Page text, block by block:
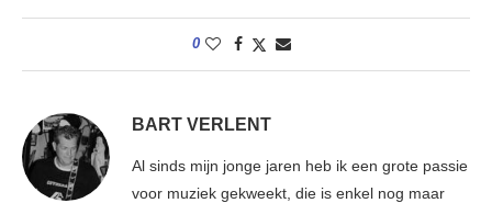
0
BART VERLENT
Al sinds mijn jonge jaren heb ik een grote passie
voor muziek gekweekt, die is enkel nog maar